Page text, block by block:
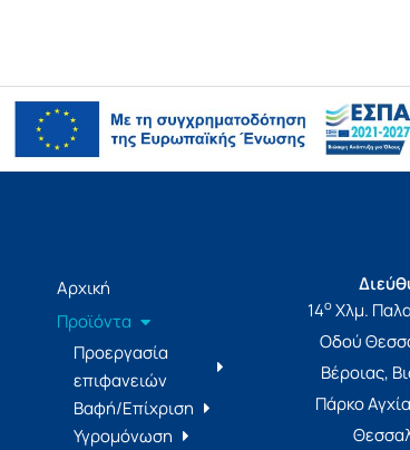
Αρχική
Προϊόντα
Προεργασία
επιφανειών
Βαφή/Επίχριση
Υγρομόνωση
14οΧλμ.
Οδού
Βέροιας,
Πάρκο